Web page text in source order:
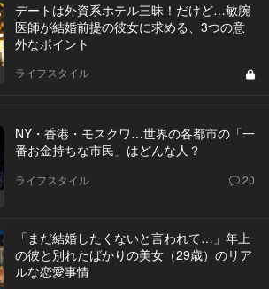
デートは外資系ホテル三昧！だけど…敏腕
医師が結婚前提の彼女に求める、3つの意
外なポイント
ライフスタイル
NY・香港・モスクワ…世界の各都市の「一
番お金持ちな市民」はどんな人？
ライフスタイル 20
「まだ結婚したくないと言われて…」年上
の彼と別れたばかりの美女（29歳）のリア
ルな恋愛事情